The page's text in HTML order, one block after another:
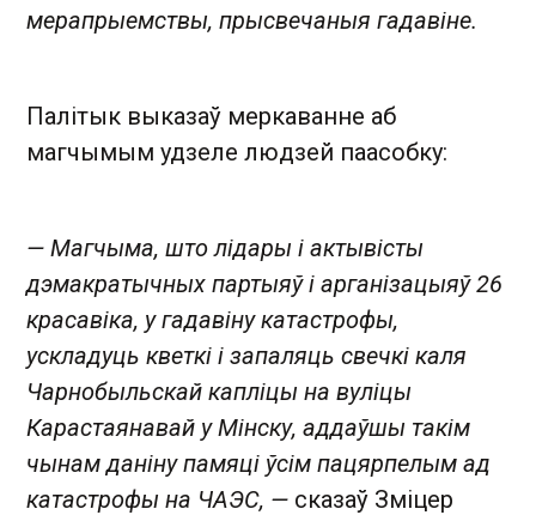
мерапрыемствы, прысвечаныя гадавіне.
Палітык выказаў меркаванне аб
магчымым удзеле людзей паасобку:
— Магчыма, што лідары і актывісты
дэмакратычных партыяў і арганізацыяў 26
красавіка, у гадавіну катастрофы,
ускладуць кветкі і запаляць свечкі каля
Чарнобыльскай капліцы на вуліцы
Карастаянавай у Мінску, аддаўшы такім
чынам даніну памяці ўсім пацярпелым ад
катастрофы на ЧАЭС, — сказаў Зміцер